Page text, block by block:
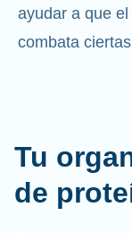
ayudar a que
combata ciertas
Tu
de